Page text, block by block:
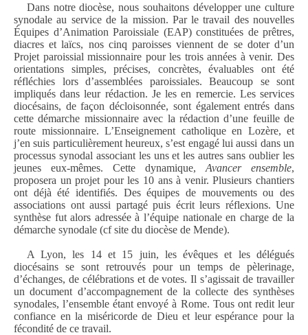
Dans notre diocèse, nous souhaitons développer une culture
synodale au service de la mission. Par le travail des nouvelles
Équipes d’Animation Paroissiale (EAP) constituées de prêtres,
diacres et laïcs, nos cinq paroisses viennent de se doter d’un
Projet paroissial missionnaire pour les trois années à venir. Des
orientations simples, précises, concrètes, évaluables ont été
réfléchies lors d’assemblées paroissiales. Beaucoup se sont
impliqués dans leur rédaction. Je les en remercie. Les services
diocésains, de façon décloisonnée, sont également entrés dans
cette démarche missionnaire avec la rédaction d’une feuille de
route missionnaire. L’Enseignement catholique en Lozère, et
j’en suis particulièrement heureux, s’est engagé lui aussi dans un
processus synodal associant les uns et les autres sans oublier les
jeunes eux-mêmes. Cette dynamique, Avancer ensemble,
proposera un projet pour les 10 ans à venir. Plusieurs chantiers
ont déjà été identifiés. Des équipes de mouvements ou des
associations ont aussi partagé puis écrit leurs réflexions. Une
synthèse fut alors adressée à l’équipe nationale en charge de la
démarche synodale (cf site du diocèse de Mende).
A Lyon, les 14 et 15 juin, les évêques et les délégués
diocésains se sont retrouvés pour un temps de pèlerinage,
d’échanges, de célébrations et de votes. Il s’agissait de travailler
un document d’accompagnement de la collecte des synthèses
synodales, l’ensemble étant envoyé à Rome. Tous ont redit leur
confiance en la miséricorde de Dieu et leur espérance pour la
fécondité de ce travail.